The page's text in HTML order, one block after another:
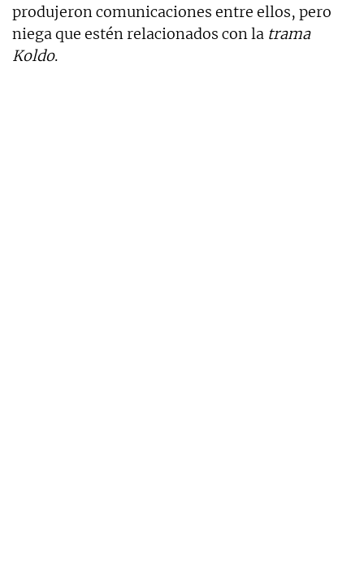
produjeron comunicaciones entre ellos, pero
niega que estén relacionados con la trama
Koldo.